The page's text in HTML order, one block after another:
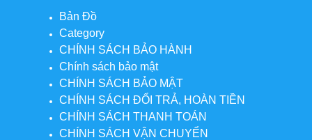
Bản Đồ
Category
CHÍNH SÁCH BẢO HÀNH
Chính sách bảo mật
CHÍNH SÁCH BẢO MẬT
CHÍNH SÁCH ĐỔI TRẢ, HOÀN TIỀN
CHÍNH SÁCH THANH TOÁN
CHÍNH SÁCH VẬN CHUYỂN